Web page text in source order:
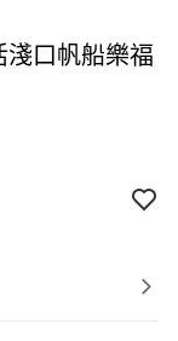
淺口帆船樂福